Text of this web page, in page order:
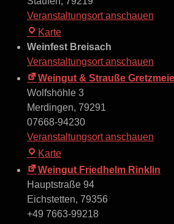
Veranstaltungsort anschauen
Karte
und
Musik
Staufen
Weinfest Breisach
Veranstaltungsort anschauen
Weingut & Strauße
Wolfshöhle 3
Merdingen, 79291
07668-94230
Veranstaltungsort anschauen
Karte
&
Strauße
Gretzmeier
Merdingen
Weingut Friedhelm Rinklin
Hauptstraße 94
Eichstetten, 79356
+49 7663-99218